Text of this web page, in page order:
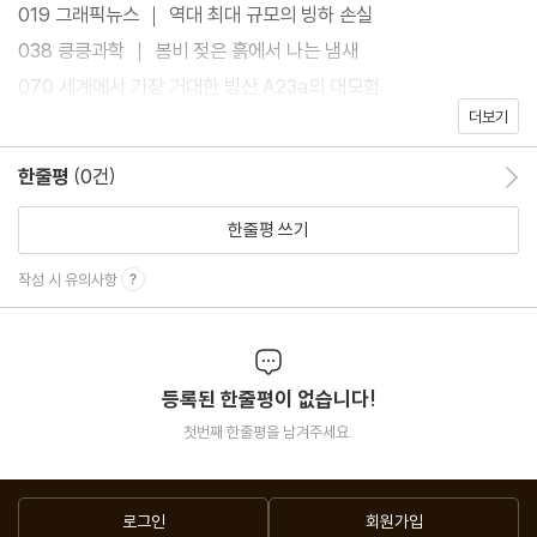
019 그래픽뉴스 ｜ 역대 최대 규모의 빙하 손실
038 킁킁과학 ｜ 봄비 젖은 흙에서 나는 냄새
070 세계에서 가장 거대한 빙산 A23a의 대모험
132 스트레칭의 과학: 도어웨이 펙 스트레칭
030 한국인 첫 F1 엔지니어 인터뷰
112 Disable? This able! ｜ ? Able to Communicate
120 미리 만나는 노벨상 ｜ ? 네오디뮴 영구 자석
사회×과학
060 의대생 떠난 2년, 의학계 남길 20년 공백
더보기
한줄평 (0건)
한줄평 쓰기
작성 시 유의사항
등록된 한줄평이 없습니다!
첫번째 한줄평을 남겨주세요.
로그인 회원가입